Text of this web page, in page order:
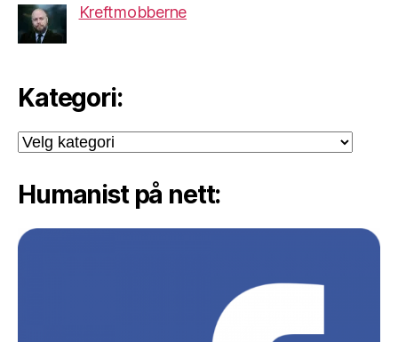
Kreftmobberne
Kategori:
Kategori:
Humanist på nett: